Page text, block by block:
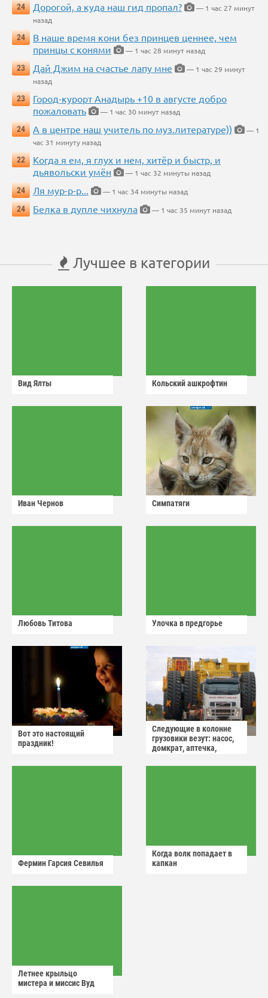
24
Дорогой, а куда наш гид пропал?
— 1 час 27 минут
назад
24
В наше время кони без принцев ценнее, чем
принцы с конями
— 1 час 28 минут назад
23
Дай Джим на счастье лапу мне
— 1 час 29 минут
назад
23
Город-курорт Анадырь +10 в августе добро
пожаловать
— 1 час 30 минут назад
24
А в центре наш учитель по муз.литературе))
— 1
час 31 минуту назад
22
Когда я ем, я глух и нем, хитёр и быстр, и
дьявольски умён
— 1 час 32 минуты назад
24
Ля мур-р-р...
— 1 час 34 минуты назад
24
Белка в дупле чихнула — 1 час 35 минут назад
Лучшее в категории
Вид Ялты Кольский ашкрофтин
Иван Чернов Симпатяги
Любовь Титова Улочка в предгорье
Вот это настоящий
праздник!
Следующие в колонне
грузовики везут: насос,
домкрат, аптечка,
Фермин Гарсия Севилья
Когда волк попадает в
капкан
Летнее крыльцо
мистера и миссис Вуд